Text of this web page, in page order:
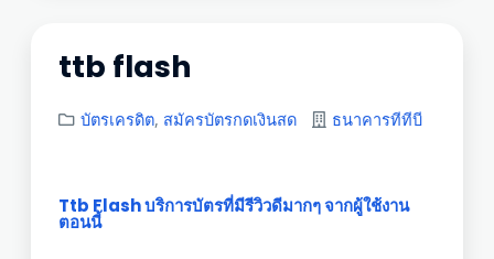
ttb flash
บัตรเครดิต, สมัครบัตรกดเงินสด ธนาคารทีทีบี
Ttb Flash บริการบัตรที่มีรีวิวดีมากๆ จากผู้ใช้งาน
ตอนนี้